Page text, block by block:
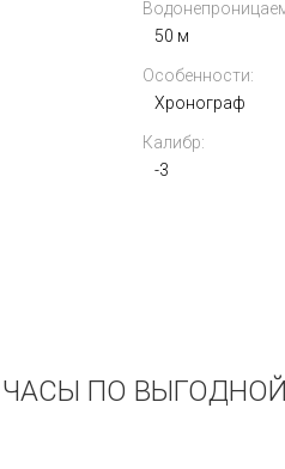
50 м
Особенности:
Хронограф
Калибр:
-3
ЧАСЫ ПО